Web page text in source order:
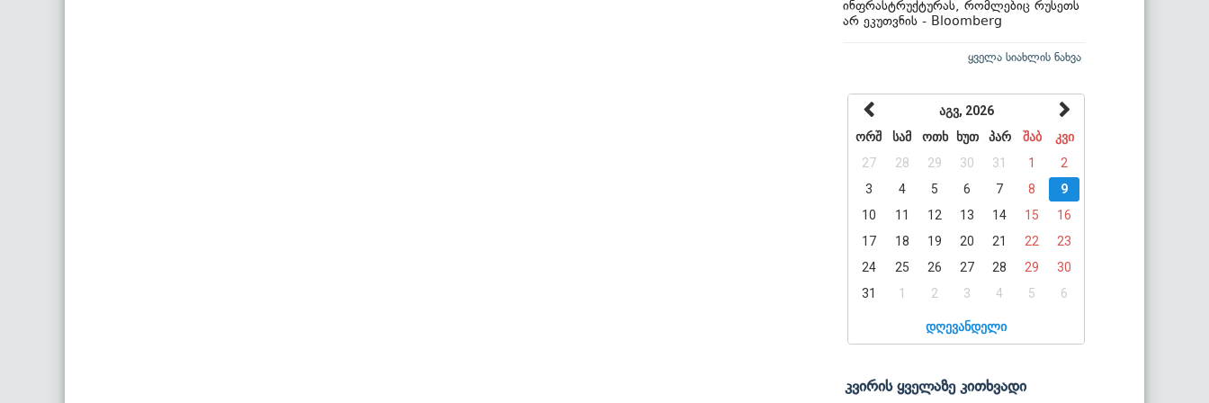
ინფრასტრუქტურას, რომლებიც რუსეთს
არ ეკუთვნის - Bloomberg
ყველა სიახლის ნახვა
აგვ, 2026
ორშ
სამ ოთხ ხუთ პარ შაბ
კვი
27
28 29 30 31 1
2
3
4 5 6 7 8
9
10
11 12 13 14 15
16
17
18 19 20 21 22
23
24
25 26 27 28 29
30
31
1 2 3 4 5 6
დღევანდელი
კვირის ყველაზე კითხვადი